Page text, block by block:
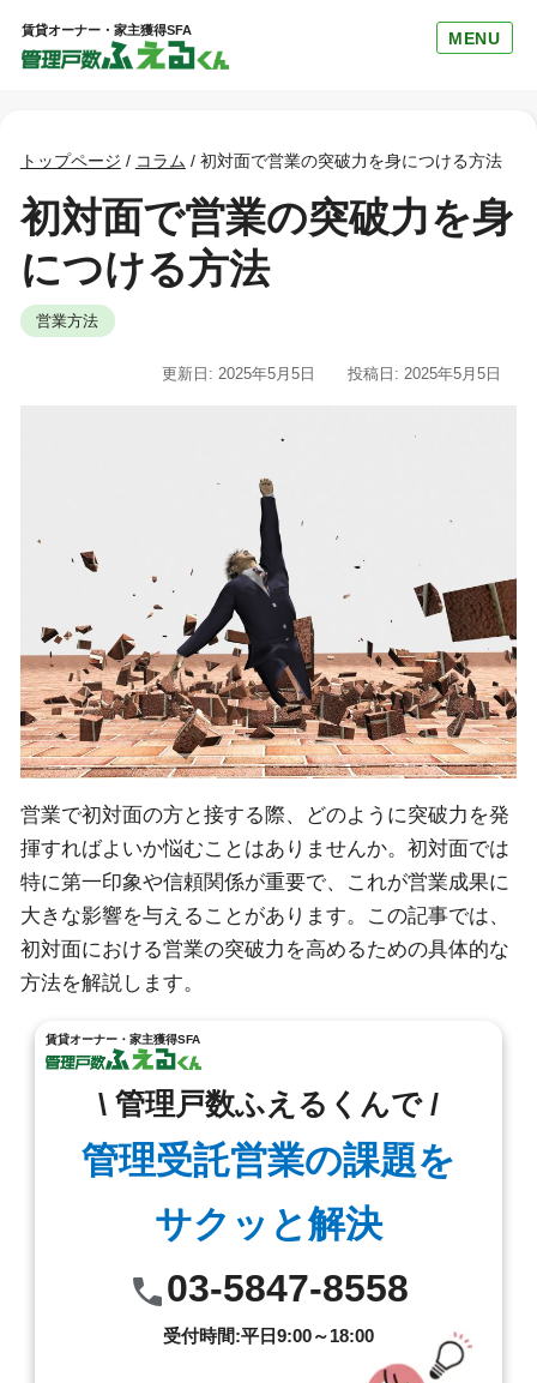
賃貸オーナー・家主獲得SFA MENU
トップページ / コラム / 初対面で営業の突破力を身につける方法
初対面で営業の突破力を身
につける方法
営業方法
投稿日: 2025年5月5日
更新日: 2025年5月5日
営業で初対面の方と接する際、どのように突破力を発
揮すればよいか悩むことはありませんか。初対面では
特に第一印象や信頼関係が重要で、これが営業成果に
大きな影響を与えることがあります。この記事では、
初対面における営業の突破力を高めるための具体的な
方法を解説します。
賃貸オーナー・家主獲得SFA
\ 管理戸数ふえるくんで /
管理受託営業の課題を
サクッと解決
03-5847-8558
受付時間:平日9:00～18:00